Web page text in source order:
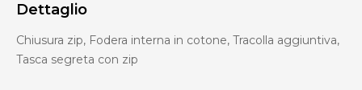
Dettaglio
Chiusura zip, Fodera interna in cotone, Tracolla aggiuntiva,
Tasca segreta con zip